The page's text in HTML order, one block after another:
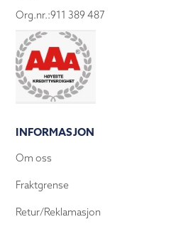
Org.nr.:911 389 487
INFORMASJON
Om oss
Fraktgrense
Retur/Reklamasjon